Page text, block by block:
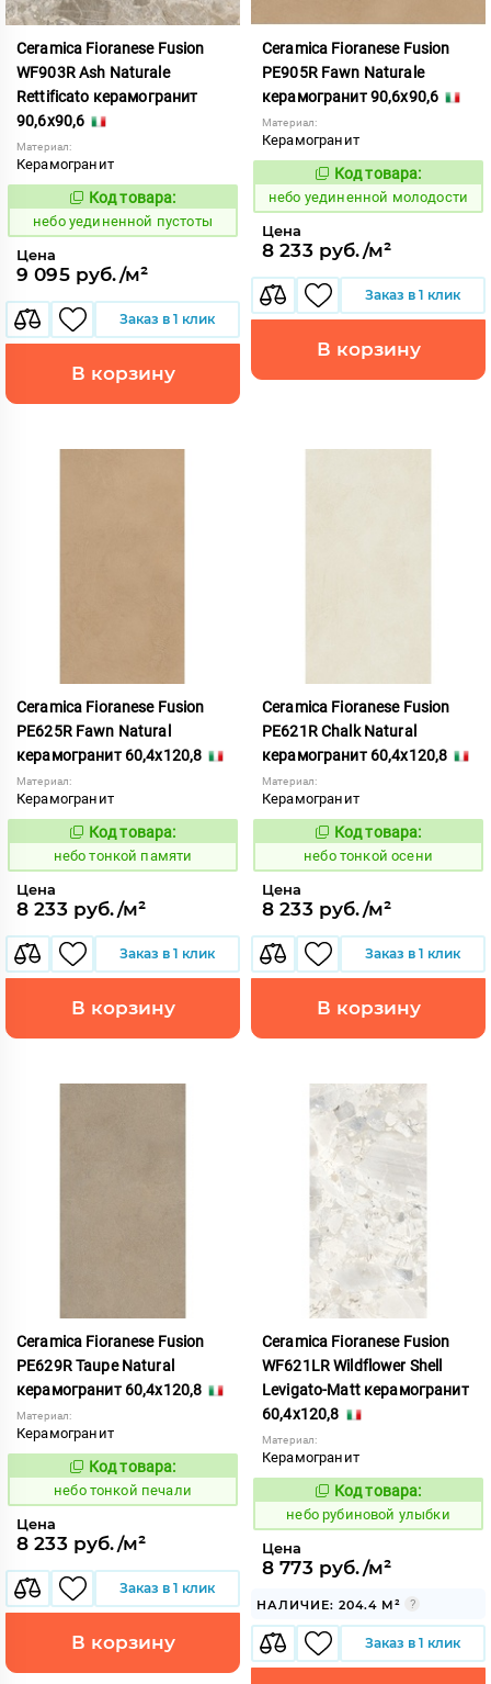
Ceramica Fioranese Fusion
WF903R Ash Naturale
Rettificato керамогранит
90,6x90,6
Материал:
Керамогранит
1122949
Код товара:
небо уединенной пустоты
Цена
9 095 руб./м²
Заказ в 1 клик
В корзину
Ceramica Fioranese Fusion
PE905R Fawn Naturale
керамогранит 90,6x90,6
Материал:
Керамогранит
1122929
Код товара:
небо уединенной молодости
Цена
8 233 руб./м²
Заказ в 1 клик
В корзину
Ceramica Fioranese Fusion
PE625R Fawn Natural
керамогранит 60,4x120,8
Материал:
Керамогранит
1122193
Код товара:
небо тонкой памяти
Цена
8 233 руб./м²
Заказ в 1 клик
В корзину
Ceramica Fioranese Fusion
PE621R Chalk Natural
керамогранит 60,4x120,8
Материал:
Керамогранит
1122190
Код товара:
небо тонкой осени
Цена
8 233 руб./м²
Заказ в 1 клик
В корзину
Ceramica Fioranese Fusion
PE629R Taupe Natural
керамогранит 60,4x120,8
Материал:
Керамогранит
1122195
Код товара:
небо тонкой печали
Цена
8 233 руб./м²
Заказ в 1 клик
В корзину
Ceramica Fioranese Fusion
WF621LR Wildflower Shell
Levigato-Matt керамогранит
60,4x120,8
Материал:
Керамогранит
1119361
Код товара:
небо рубиновой улыбки
Цена
8 773 руб./м²
НАЛИЧИЕ: 204.4 М²
Заказ в 1 клик